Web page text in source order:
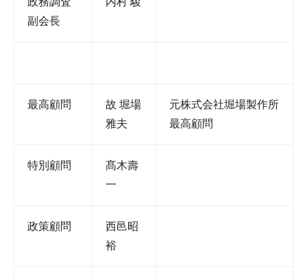
副会長
最高顧問
故 堀場
雅夫
元株式会社堀場製作所
最高顧問
特別顧問
髙木壽
一
政策顧問
西邑昭
裕